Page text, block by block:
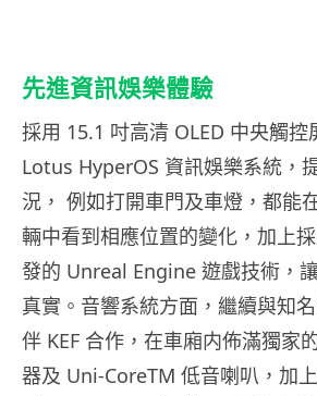
先進資訊娛樂體驗
採用 15.1 吋高清 OLED 中央觸控
Lotus HyperOS 資訊娛樂系統，
況， 例如打開車門及車燈，都能
輛中看到相應位置的變化，加上
發的 Unreal Engine 遊戲技術，
真實。音響系統方面，繼續與知
伴 KEF 合作，在車廂内佈滿獨家
器及 Uni-CoreTM 低音喇叭，加